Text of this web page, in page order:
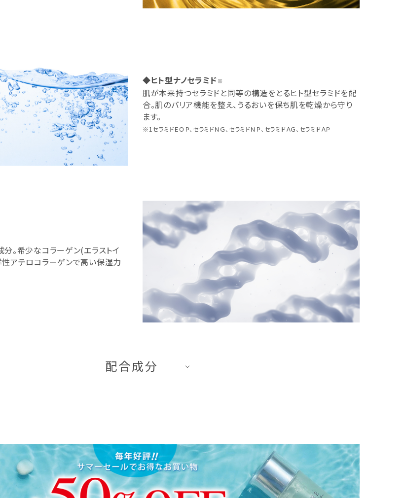
◆ヒト型ナノセラミド※
肌が本来持つセラミドと同等の構造をとるヒト型セラミドを配
合。肌のバリア機能を整え、うるおいを保ち肌を乾燥から守り
ます。
※1セラミドＥＯＰ、セラミドＮＧ、セラミドＮＰ、セラミドＡＧ、セラミドＡＰ
。希少なコラーゲン(エラストイ
アテロコラーゲンで高い保湿力
配合成分